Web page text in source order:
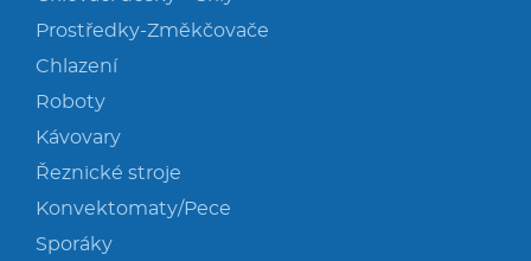
Prostředky-Změkčovače
Chlazení
Roboty
Kávovary
Řeznické stroje
Konvektomaty/Pece
Sporáky